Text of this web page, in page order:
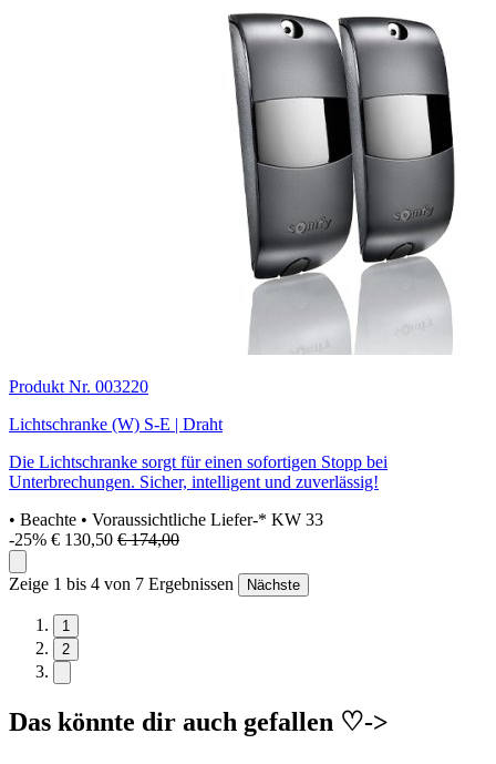
Produkt Nr. 003220
Lichtschranke (W) S-E | Draht
Die Lichtschranke sorgt für einen sofortigen Stopp bei
Unterbrechungen. Sicher, intelligent und zuverlässig!
• Beachte • Voraussichtliche Liefer-* KW 33
-25% € 130,50 € 174,00
Zeige 1 bis 4 von 7 Ergebnissen Nächste
1
2
Das könnte dir auch gefallen ♡->